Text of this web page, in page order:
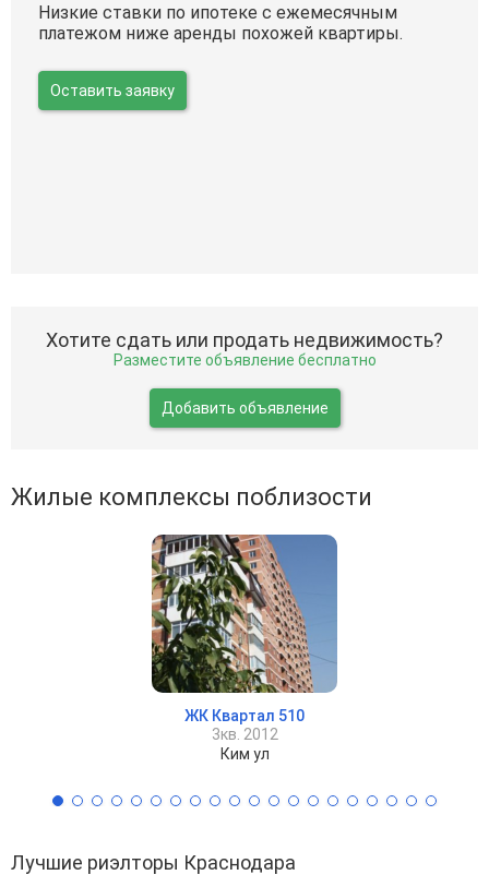
Низкие ставки по ипотеке с ежемесячным
платежом ниже аренды похожей квартиры.
Оставить заявку
Хотите сдать или продать недвижимость?
Разместите объявление бесплатно
Добавить объявление
Жилые комплексы поблизости
ЖК Квартал 510
3кв. 2012
Ким ул
Лучшие риэлторы Краснодара